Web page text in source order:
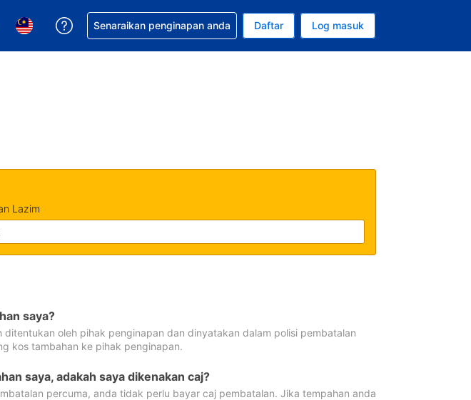
wang anda. Mata wang semasa anda adalah Ringgit Malaysia
Pilih bahasa anda. Bahasa semasa anda adalah Bahasa Malaysia
Dapatkan bantuan bagi tempahan anda
Senaraikan penginapan anda Daftar Log masuk
Lazim
saya?
ditentukan oleh pihak penginapan dan dinyatakan dalam polisi pembatalan
kos tambahan ke pihak penginapan.
saya, adakah saya dikenakan caj?
percuma, anda tidak perlu bayar caj pembatalan. Jika tempahan anda